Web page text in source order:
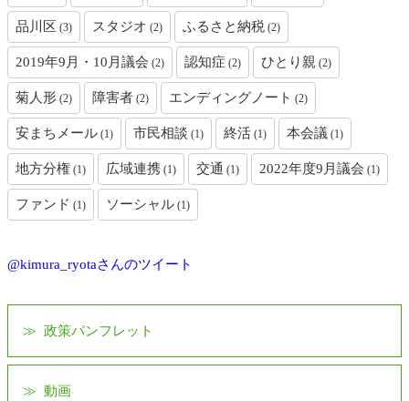
品川区 (3) スタジオ (2) ふるさと納税 (2)
2019年9月・10月議会 (2) 認知症 (2) ひとり親 (2)
菊人形 (2) 障害者 (2) エンディングノート (2)
安まちメール (1) 市民相談 (1) 終活 (1) 本会議 (1)
地方分権 (1) 広域連携 (1) 交通 (1) 2022年度9月議会 (1)
ファンド (1) ソーシャル (1)
@kimura_ryotaさんのツイート
政策パンフレット
動画